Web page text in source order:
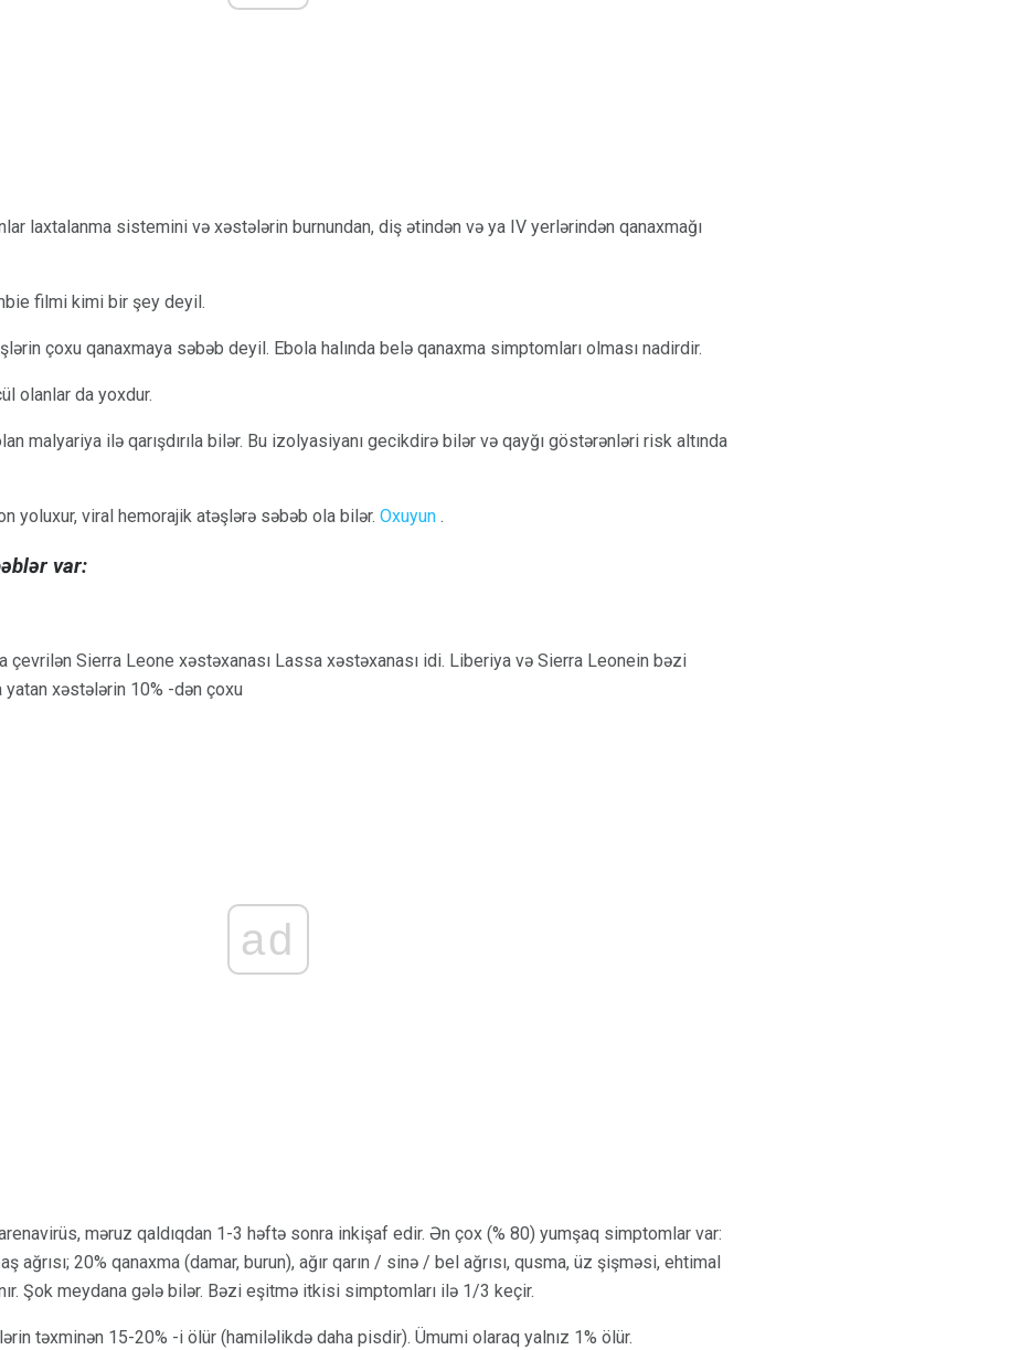
laxtalanma sistemini və xəstələrin burnundan, diş ətindən və ya IV yerlərindən qanaxmağı
filmi kimi bir şey deyil.
çoxu qanaxmaya səbəb deyil. Ebola halında belə qanaxma simptomları olması nadirdir.
olanlar da yoxdur.
malyariya ilə qarışdırıla bilər. Bu izolyasiyanı gecikdirə bilər və qayğı göstərənləri risk altında
yoluxur, viral hemorajik atəşlərə səbəb ola bilər. Oxuyun .
var:
çevrilən Sierra Leone xəstəxanası Lassa xəstəxanası idi. Liberiya və Sierra Leonein bəzi
xəstələrin 10% -dən çoxu
ad
məruz qaldıqdan 1-3 həftə sonra inkişaf edir. Ən çox (% 80) yumşaq simptomlar var:
ağrısı; 20% qanaxma (damar, burun), ağır qarın / sinə / bel ağrısı, qusma, üz şişməsi, ehtimal
Şok meydana gələ bilər. Bəzi eşitmə itkisi simptomları ilə 1/3 keçir.
təxminən 15-20% -i ölür (hamiləlikdə daha pisdir). Ümumi olaraq yalnız 1% ölür.